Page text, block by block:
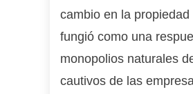
cambio en la
fungió como una
monopolios naturales
cautivos de las